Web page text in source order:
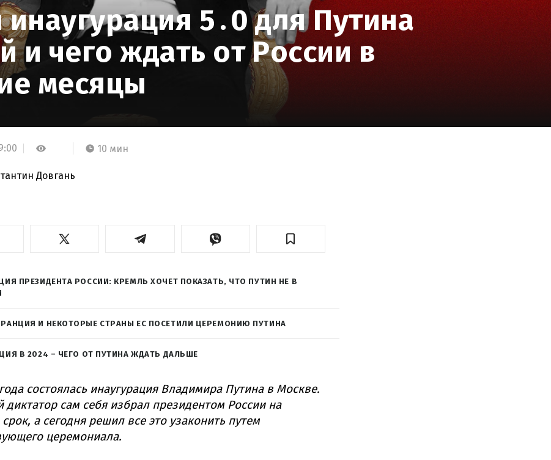
инаугурация 5․0 для Путина
и чего ждать от России в
месяцы
10 мин
Довгань
ПРЕЗИДЕНТА РОССИИ: КРЕМЛЬ ХОЧЕТ ПОКАЗАТЬ, ЧТО ПУТИН НЕ В
И НЕКОТОРЫЕ СТРАНЫ ЕС ПОСЕТИЛИ ЦЕРЕМОНИЮ ПУТИНА
В 2024 – ЧЕГО ОТ ПУТИНА ЖДАТЬ ДАЛЬШЕ
состоялась инаугурация Владимира Путина в Москве.
диктатор сам себя избрал президентом России на
а сегодня решил все это узаконить путем
церемониала.